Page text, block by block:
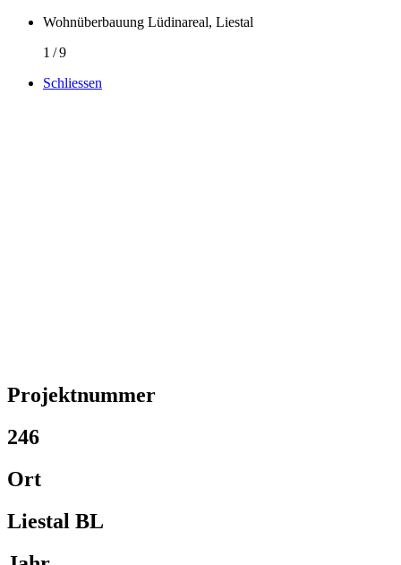
Wohnüberbauung Lüdinareal, Liestal
1 /9
Schliessen
Projektnummer
246
Ort
Liestal BL